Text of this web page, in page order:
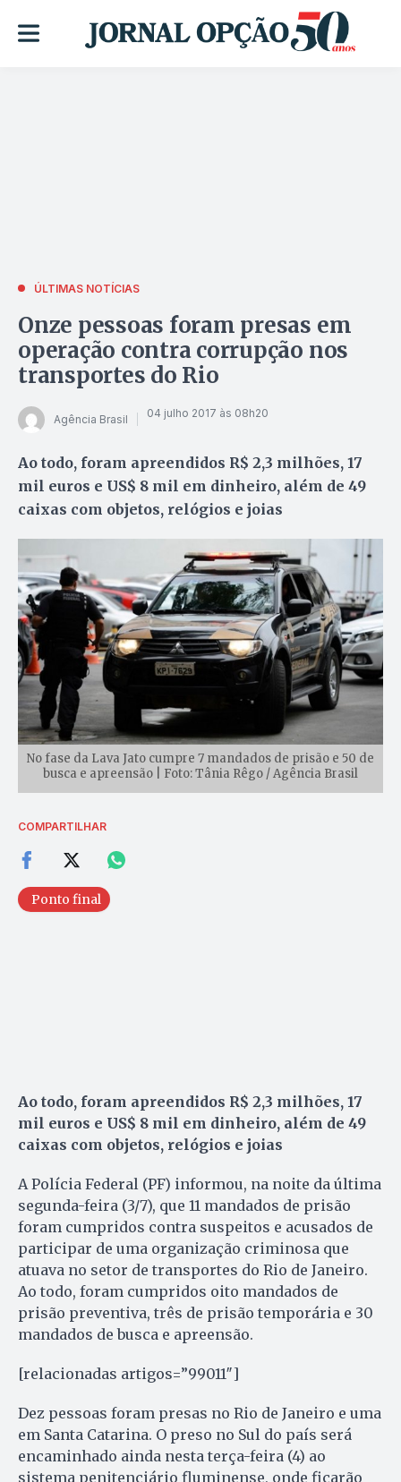
ÚLTIMAS NOTÍCIAS
Onze pessoas foram presas em
operação contra corrupção nos
transportes do Rio
Agência Brasil 04 julho 2017 às 08h20
Ao todo, foram apreendidos R$ 2,3 milhões, 17
mil euros e US$ 8 mil em dinheiro, além de 49
caixas com objetos, relógios e joias
No fase da Lava Jato cumpre 7 mandados de prisão e 50 de
busca e apreensão | Foto: Tânia Rêgo / Agência Brasil
COMPARTILHAR
Ponto final
Ao todo, foram apreendidos R$ 2,3 milhões, 17
mil euros e US$ 8 mil em dinheiro, além de 49
caixas com objetos, relógios e joias
A Polícia Federal (PF) informou, na noite da última
segunda-feira (3/7), que 11 mandados de prisão
foram cumpridos contra suspeitos e acusados de
participar de uma organização criminosa que
atuava no setor de transportes do Rio de Janeiro.
Ao todo, foram cumpridos oito mandados de
prisão preventiva, três de prisão temporária e 30
mandados de busca e apreensão.
[relacionadas artigos=”99011″]
Dez pessoas foram presas no Rio de Janeiro e uma
em Santa Catarina. O preso no Sul do país será
encaminhado ainda nesta terça-feira (4) ao
sistema penitenciário fluminense, onde ficarão